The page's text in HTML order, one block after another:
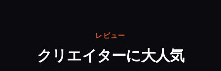
レビュー
クリエイターに大人気